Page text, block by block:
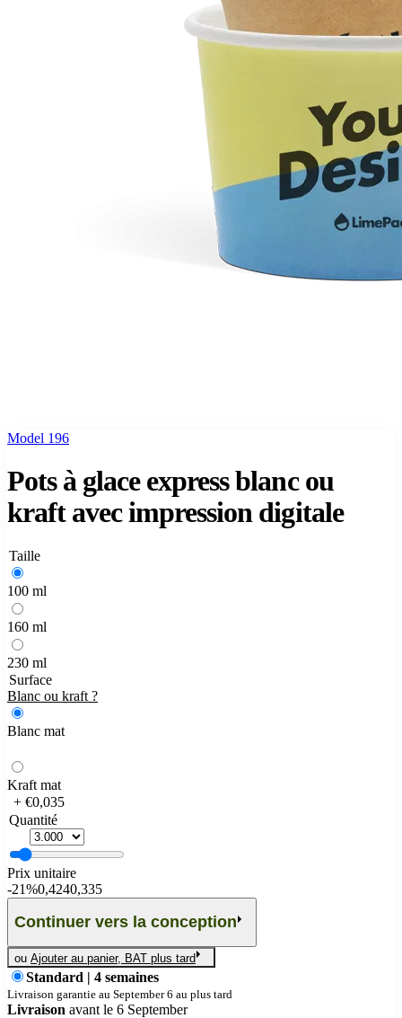
Model 196
Pots à glace express blanc ou
kraft avec impression digitale
Taille
100 ml
160 ml
230 ml
Surface
Blanc ou kraft ?
Blanc mat
Kraft mat
+ €0,035
Quantité
Prix unitaire
-21%0,4240,335
Continuer vers la conception
ou Ajouter au panier, BAT plus tard
Standard | 4 semaines
Livraison garantie au September 6 au plus tard
Livraison avant le 6 September